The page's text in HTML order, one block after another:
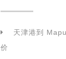
天津港到
价